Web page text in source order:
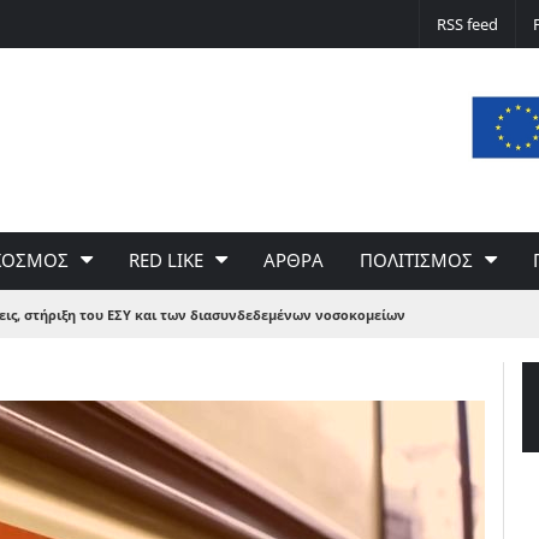
Δε φταίει ο άνεμος… Φταίει η πολιτική
του Γιώργου Σαχίνη
RSS feed
RED LIKE ΑΡΘΡΑ ΠΟΛΙΤΙΣΜΟΣ
στήριξη του ΕΣΥ και των διασυνδεδεμένων νοσοκομείων